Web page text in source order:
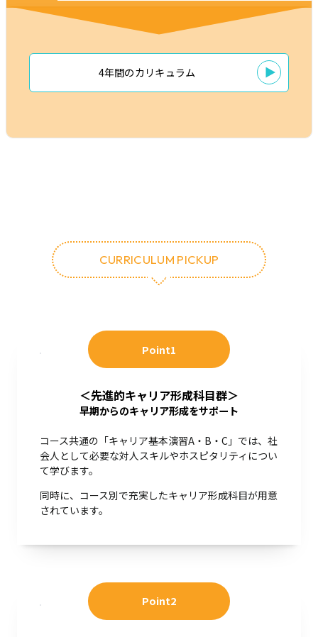
4年間のカリキュラム
CURRICULUM PICKUP
Point1
＜先進的キャリア形成科目群＞
早期からのキャリア形成をサポート
コース共通の「キャリア基本演習A・B・C」では、社
会人として必要な対人スキルやホスピタリティについ
て学びます。
同時に、コース別で充実したキャリア形成科目が用意
されています。
Point2